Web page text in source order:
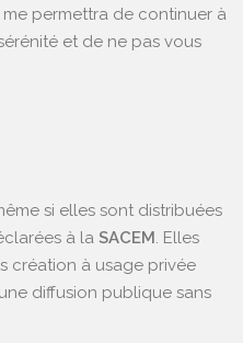
permettra de continuer à
et de ne pas vous
si elles sont distribuées
à la SACEM. Elles
création à usage privée
diffusion publique sans